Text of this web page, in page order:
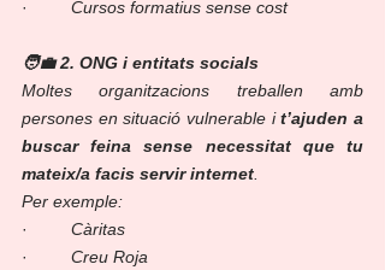
· Cursos formatius sense cost
🧑‍💼 2. ONG i entitats socials
Moltes organitzacions treballen amb
persones en situació vulnerable i t’ajuden a
buscar feina sense necessitat que tu
mateix/a facis servir internet
Per exemple:
· Càritas
· Creu Roja